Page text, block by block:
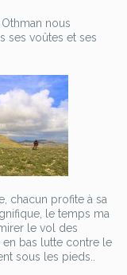
nous
ses voûtes et ses
chacun profite à sa
le temps ma
le vol des
bas lutte contre le
sous les pieds..